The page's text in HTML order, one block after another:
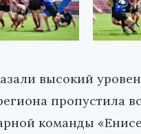
высокий
пропустила
команды